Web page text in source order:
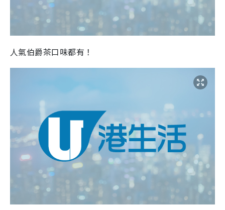
人氣伯爵茶口味都有！